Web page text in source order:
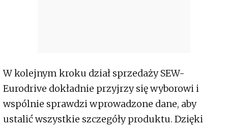
W kolejnym kroku dział sprzedaży SEW-
Eurodrive dokładnie przyjrzy się wyborowi i
wspólnie sprawdzi wprowadzone dane, aby
ustalić wszystkie szczegóły produktu. Dzięki